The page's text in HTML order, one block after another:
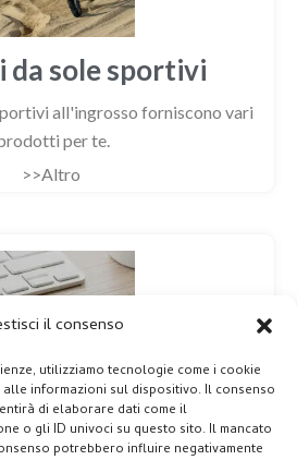
il consenso
utilizziamo tecnologie come i cookie
informazioni sul dispositivo. Il consenso
di elaborare dati come il
o gli ID univoci su questo sito. Il mancato
potrebbero influire negativamente
da sole sportivi
all'ingrosso forniscono vari
per te.
>>Altro